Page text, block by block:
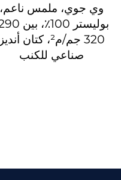
وي جوي، ملمس ناعم،
320 جم/م²، كتان أنديز
صناعي للكنب